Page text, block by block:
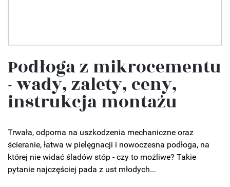
Podłoga z mikrocementu
- wady, zalety, ceny,
instrukcja montażu
Trwała, odporna na uszkodzenia mechaniczne oraz
ścieranie, łatwa w pielęgnacji i nowoczesna podłoga, na
której nie widać śladów stóp - czy to możliwe? Takie
pytanie najczęściej pada z ust młodych...